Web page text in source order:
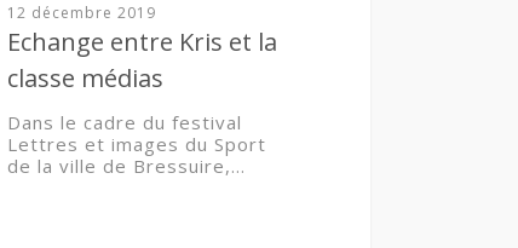
12 décembre 2019
Echange entre Kris et la
classe médias
Dans le cadre du festival
Lettres et images du Sport
de la ville de Bressuire,…